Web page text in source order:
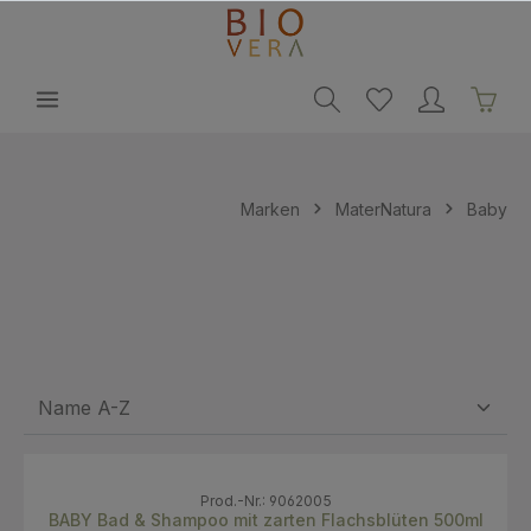
Marken MaterNatura Baby
Prod.-Nr.: 9062005
BABY Bad & Shampoo mit zarten Flachsblüten 500ml